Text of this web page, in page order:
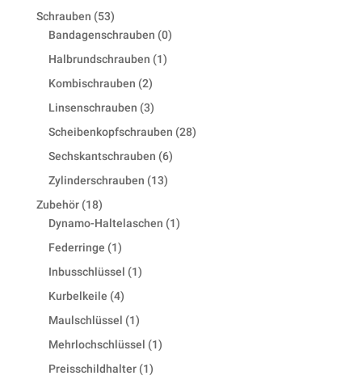
Schrauben 5353
products
Bandagenschrauben 00
Halbrundschrauben 11
Kombischrauben 22
products
Linsenschrauben 33
products
Scheibenkopfschrauben 2828
Sechskantschrauben 66
Zylinderschrauben 1313
Zubehör 1818
products
Dynamo-Haltelaschen 11
Federringe 11
product
Inbusschlüssel 11
Kurbelkeile 44
products
Maulschlüssel 11
product
Mehrlochschlüssel 11
Preisschildhalter 11